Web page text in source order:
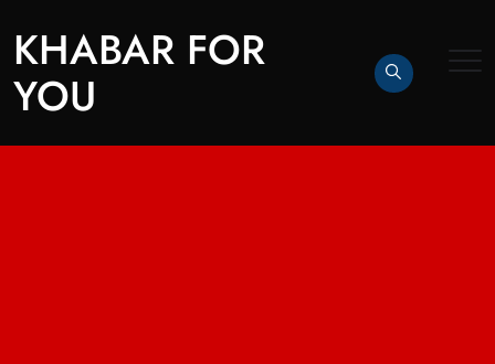
KHABAR FOR
YOU